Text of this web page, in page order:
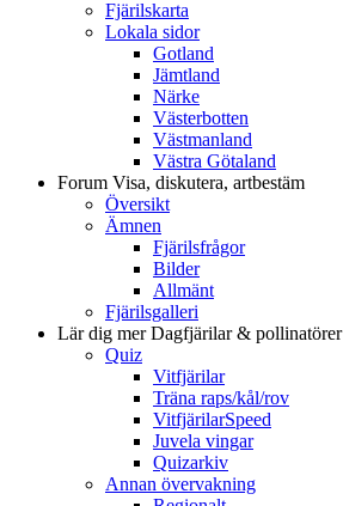
Fjärilskarta
Lokala sidor
Gotland
Jämtland
Närke
Västerbotten
Västmanland
Västra Götaland
Forum Visa, diskutera, artbestäm
Översikt
Ämnen
Fjärilsfrågor
Bilder
Allmänt
Fjärilsgalleri
Lär dig merDagfjärilar & pollinatörer
Quiz
Vitfjärilar
Träna raps/kål/rov
VitfjärilarSpeed
Juvela vingar
Quizarkiv
Annan övervakning